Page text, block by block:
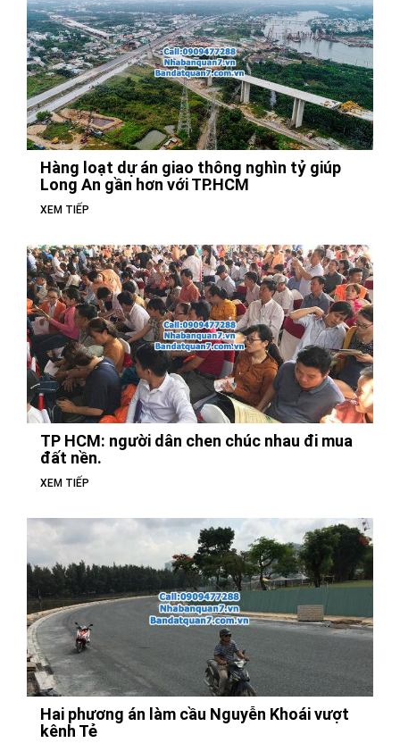
Hàng loạt dự án giao thông nghìn tỷ giúp
Long An gần hơn với TP.HCM
XEM TIẾP
TP HCM: người dân chen chúc nhau đi mua
đất nền.
XEM TIẾP
Hai phương án làm cầu Nguyễn Khoái vượt
kênh Tẻ